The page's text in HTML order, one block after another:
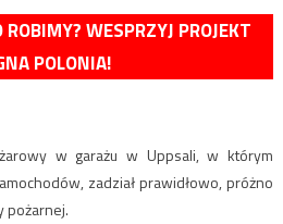
WESPRZYJ PROJEKT
POLONIA!
w garażu w Uppsali, w którym
zadział prawidłowo, próżno
pożarnej.